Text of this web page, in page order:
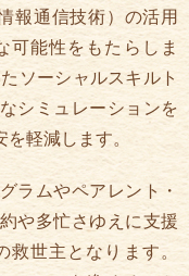
報通信技術）の活用
可能性をもたらしま
ソーシャルスキルト
シミュレーションを
軽減します。
ラムやペアレント・
や多忙さゆえに支援
世主となります。